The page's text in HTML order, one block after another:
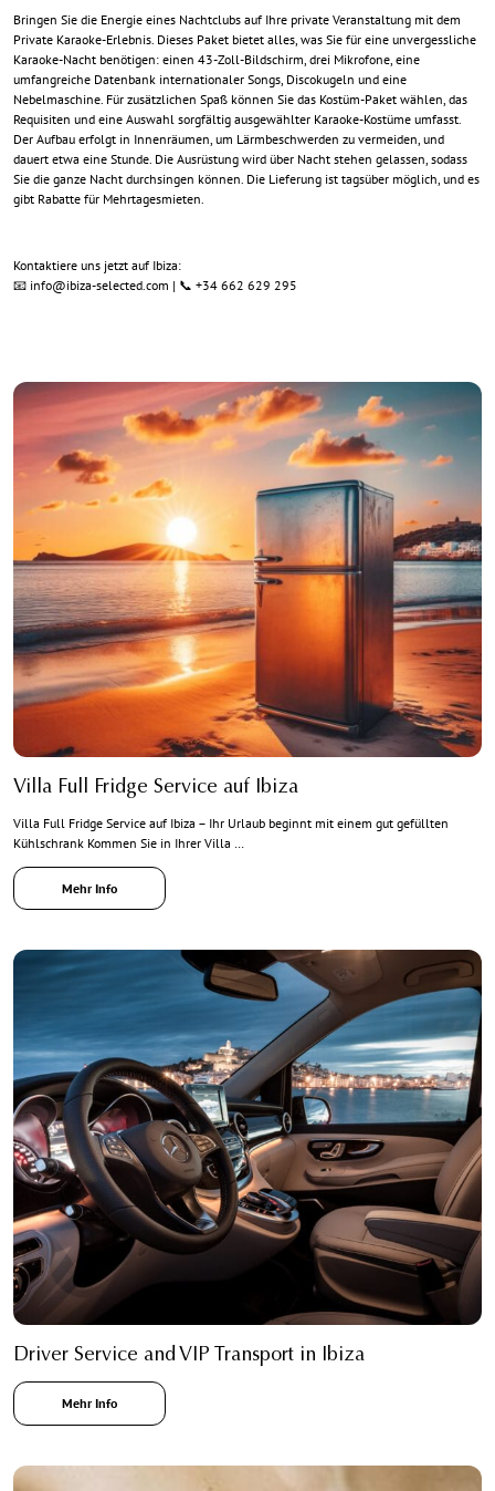
Bringen Sie die Energie eines Nachtclubs auf Ihre private Veranstaltung mit dem
Private Karaoke-Erlebnis. Dieses Paket bietet alles, was Sie für eine unvergessliche
Karaoke-Nacht benötigen: einen 43-Zoll-Bildschirm, drei Mikrofone, eine
umfangreiche Datenbank internationaler Songs, Discokugeln und eine
Nebelmaschine. Für zusätzlichen Spaß können Sie das Kostüm-Paket wählen, das
Requisiten und eine Auswahl sorgfältig ausgewählter Karaoke-Kostüme umfasst.
Der Aufbau erfolgt in Innenräumen, um Lärmbeschwerden zu vermeiden, und
dauert etwa eine Stunde. Die Ausrüstung wird über Nacht stehen gelassen, sodass
Sie die ganze Nacht durchsingen können. Die Lieferung ist tagsüber möglich, und es
gibt Rabatte für Mehrtagesmieten.
Kontaktiere uns jetzt auf Ibiza:
📧 info@ibiza-selected.com | 📞 +34 662 629 295
Villa Full Fridge Service auf Ibiza
Villa Full Fridge Service auf Ibiza – Ihr Urlaub beginnt mit einem gut gefüllten
Kühlschrank Kommen Sie in Ihrer Villa …
Mehr Info
Driver Service and VIP Transport in Ibiza
Mehr Info